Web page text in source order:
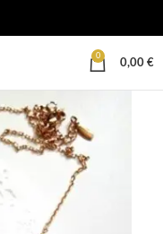
0
0,00 €